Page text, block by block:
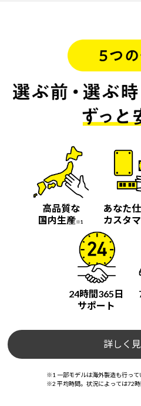
高品質な
国内生産※1
あなた
カスタ
24時間365日
サポート
詳しく
※1 一部モデルは海外製造も行って
※2 平均時間。状況によっては72時